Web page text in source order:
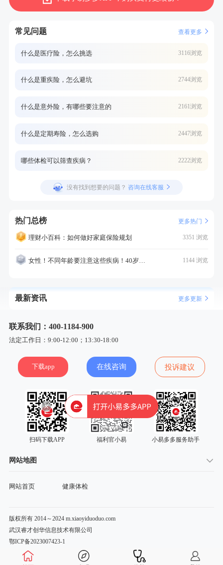
常见问题 查看更多
什么是医疗险，怎么挑选 3116浏览
什么是重疾险，怎么避坑 2744浏览
什么是意外险，有哪些要注意的 2161浏览
什么是定期寿险，怎么选购 2447浏览
哪些体检可以筛查疾病？ 2222浏览
没有找到想要的问题？ 咨询在线客服
热门总榜 更多热门
理财小百科：如何做好家庭保险规划 3351 浏览
女性！不同年龄要注意这些疾病！40岁的这个疾病最需要注意！ 1144 浏览
最新资讯 更多更新
联系我们：400-1184-900
法定工作日：9:00-12:00；13:30-18:00
下载app 在线咨询 投诉建议
扫码下载APP 福利官小易 小易多多服务助手
网站地图
网站首页 健康体检
版权所有 2014～2024 m.xiaoyiduoduo.com
武汉睿才创华信息技术有限公司
鄂ICP备2023007423-1